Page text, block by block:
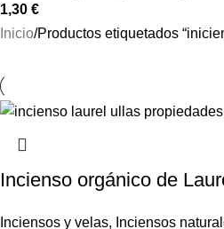
1,30 €
Inicio Productos etiquetados
Incienso orgánico de
Inciensos y velas, Inciensos